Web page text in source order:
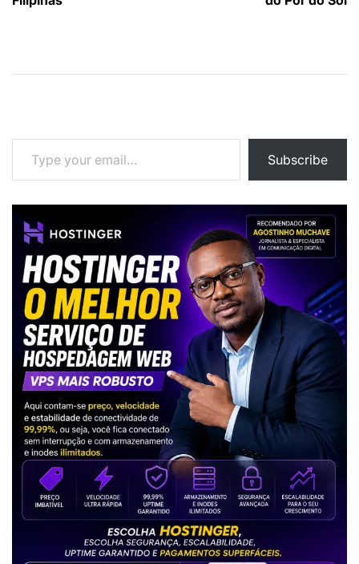
Type your email…
Subscribe